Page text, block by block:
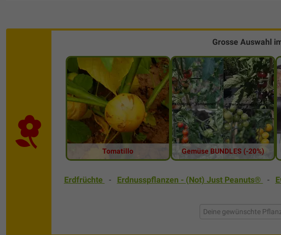
Grosse Auswahl
Tomatillo Gemüse BUNDLES (-20%)
Erdfrüchte - Erdnusspflanzen - (Not) Just Peanuts® -